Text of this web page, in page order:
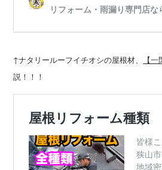
↑ナタリールーフイチオシの屋根材、 【一
説！！！